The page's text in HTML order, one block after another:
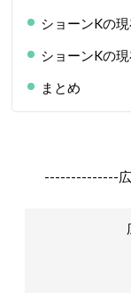
ショーンKの
ショーンKの
まとめ
--------------広